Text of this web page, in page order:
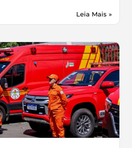
Leia Mais »